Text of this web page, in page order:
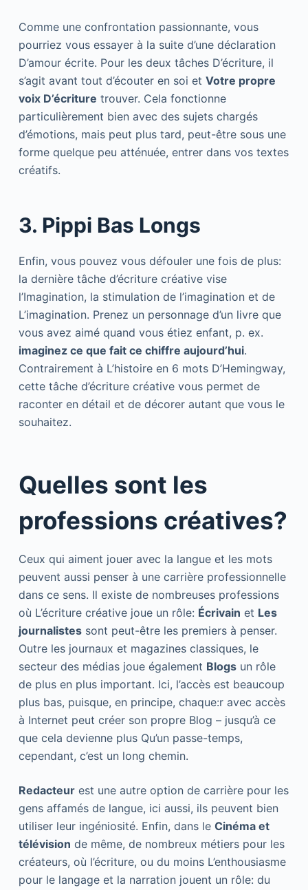
Comme une confrontation passionnante, vous
pourriez vous essayer à la suite d’une déclaration
D’amour écrite. Pour les deux tâches D’écriture, il
s’agit avant tout d’écouter en soi et Votre propre
voix D’écriture trouver. Cela fonctionne
particulièrement bien avec des sujets chargés
d’émotions, mais peut plus tard, peut-être sous une
forme quelque peu atténuée, entrer dans vos textes
créatifs.
3. Pippi Bas Longs
Enfin, vous pouvez vous défouler une fois de plus:
la dernière tâche d’écriture créative vise
l’Imagination, la stimulation de l’imagination et de
L’imagination. Prenez un personnage d’un livre que
vous avez aimé quand vous étiez enfant, p. ex.
imaginez ce que fait ce chiffre aujourd’hui.
Contrairement à L’histoire en 6 mots D’Hemingway,
cette tâche d’écriture créative vous permet de
raconter en détail et de décorer autant que vous le
souhaitez.
Quelles sont les
professions créatives?
Ceux qui aiment jouer avec la langue et les mots
peuvent aussi penser à une carrière professionnelle
dans ce sens. Il existe de nombreuses professions
où L’écriture créative joue un rôle: Écrivain et Les
journalistessont peut-être les premiers à penser.
Outre les journaux et magazines classiques, le
secteur des médias joue également Blogsun rôle
de plus en plus important. Ici, l’accès est beaucoup
plus bas, puisque, en principe, chaque:r avec accès
à Internet peut créer son propre Blog – jusqu’à ce
que cela devienne plus Qu’un passe-temps,
cependant, c’est un long chemin.
Redacteurest une autre option de carrière pour les
gens affamés de langue, ici aussi, ils peuvent bien
utiliser leur ingéniosité. Enfin, dans le Cinéma et
télévision de même, de nombreux métiers pour les
créateurs, où l’écriture, ou du moins L’enthousiasme
pour le langage et la narration jouent un rôle: du